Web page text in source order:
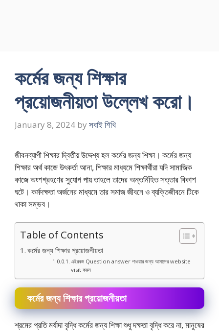
কর্মের জন্য শিক্ষার
প্রয়ােজনীয়তা উল্লেখ করাে।
January 8, 2024 by সবাই শিখি
জীবনব্যাপী শিক্ষার দ্বিতীয় উদ্দেশ্য হল কর্মের জন্য শিক্ষা। কর্মের জন্য
শিক্ষার অর্থ কাজে উৎকর্তা আনা, শিক্ষার মাধ্যমে শিক্ষার্থীরা যদি সামাজিক
কাজে অংশগ্রহণের সুযােগ পায় তাহলে তাদের অন্তর্নিহিত সত্তার বিকাশ
ঘটে। কর্মদক্ষতা অর্জনের মাধ্যমে তার সমাজ জীবনে ও ব্যক্তিজীবনে টিকে
থাকা সম্ভব।
Table of Contents
কর্মের জন্য শিক্ষার প্রয়োজনীয়তা
এইরকম Question answer পাওয়ার জন্য আমাদের website
visit করুন
কর্মের জন্য শিক্ষার প্রয়োজনীয়তা
শ্রমের প্রতি মর্যাদা বৃদ্ধি কর্মের জন্য শিক্ষা শুধু দক্ষতা বৃদ্ধি করে না, মানুষের